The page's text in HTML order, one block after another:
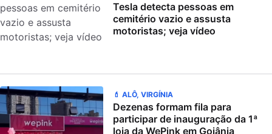
Tesla detecta pessoas em
cemitério vazio e assusta
motoristas; veja vídeo
💄 ALÔ, VIRGÍNIA
Dezenas formam fila para
participar de inauguração da 1ª
loja da WePink em Goiânia